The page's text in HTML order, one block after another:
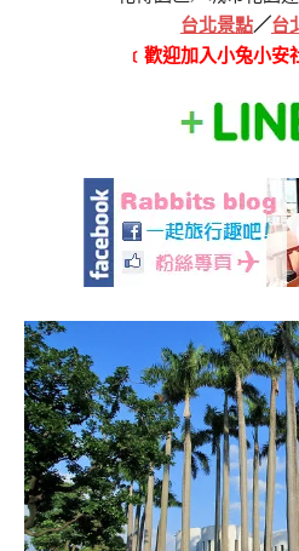
台北景點／台
﹝歡迎加入小兔小安